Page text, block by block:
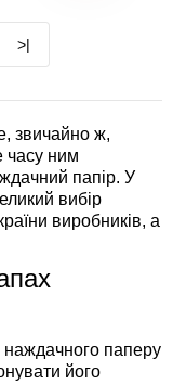
>|
звичайно ж,
часу ним
папір. У
вибір
виробників, а
наждачного паперу
його